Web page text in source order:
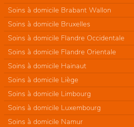
Soins à domicile Brabant Wallon
Soins à domicile Bruxelles
Soins à domicile Flandre Occidentale
Soins à domicile Flandre Orientale
Soins à domicile Hainaut
Soins à domicile Liège
Soins à domicile Limbourg
Soins à domicile Luxembourg
Soins à domicile Namur